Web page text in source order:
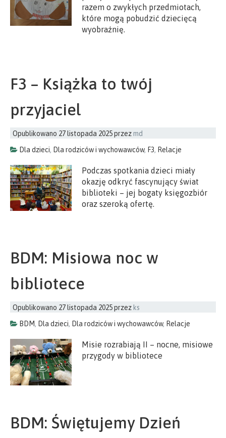
razem o zwykłych przedmiotach,
które mogą pobudzić dziecięcą
wyobraźnię.
F3 – Książka to twój
przyjaciel
Opublikowano 27 listopada 2025przezmd
Dla dzieci, Dla rodziców i wychowawców, F3, Relacje
Podczas spotkania dzieci miały
okazję odkryć fascynujący świat
biblioteki – jej bogaty księgozbiór
oraz szeroką ofertę.
BDM: Misiowa noc w
bibliotece
Opublikowano 27 listopada 2025przez ks
BDM, Dla dzieci, Dla rodziców i wychowawców, Relacje
Misie rozrabiają II – nocne, misiowe
przygody w bibliotece
BDM: Świętujemy Dzień